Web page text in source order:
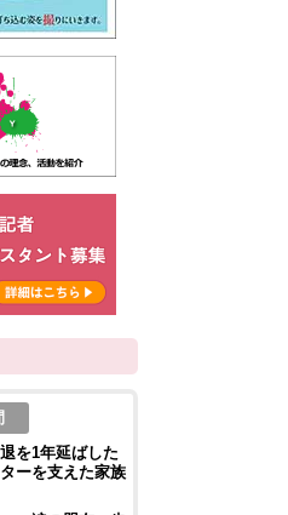
を1年延ばした
ーを支えた家族